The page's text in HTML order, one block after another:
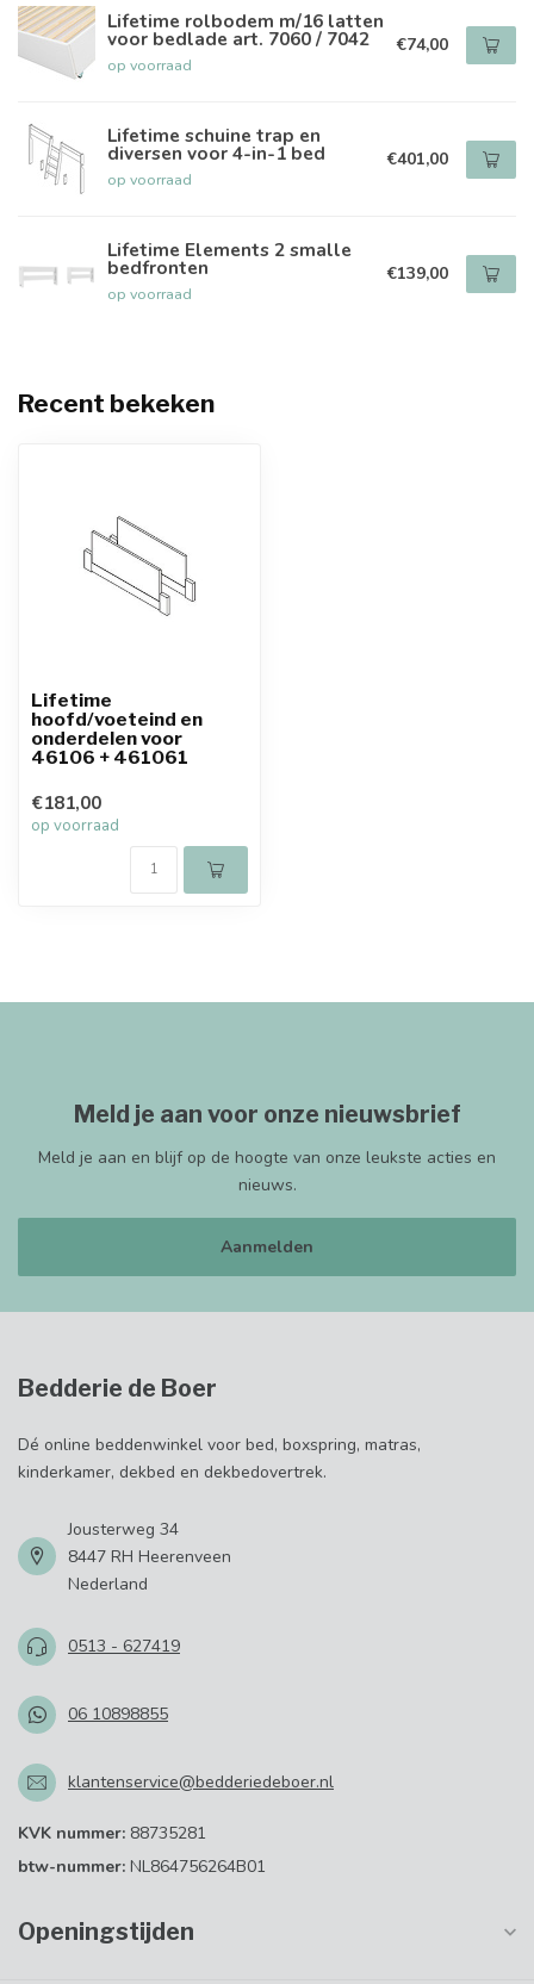
Lifetime rolbodem m/16 latten
voor bedlade art. 7060 / 7042
op voorraad
€74,00
Lifetime schuine trap en
diversen voor 4-in-1 bed
op voorraad
€401,00
Lifetime Elements 2 smalle
bedfronten
op voorraad
€139,00
Recent bekeken
Lifetime
hoofd/voeteind en
onderdelen voor
46106 + 461061
€181,00
op voorraad
Meld je aan voor onze nieuwsbrief
Meld je aan en blijf op de hoogte van onze leukste acties en
nieuws.
Aanmelden
Bedderie de Boer
Dé online beddenwinkel voor bed, boxspring, matras,
kinderkamer, dekbed en dekbedovertrek.
Jousterweg 34
8447 RH Heerenveen
Nederland
0513 - 627419
06 10898855
klantenservice@bedderiedeboer.nl
KVK nummer: 88735281
btw-nummer: NL864756264B01
Openingstijden